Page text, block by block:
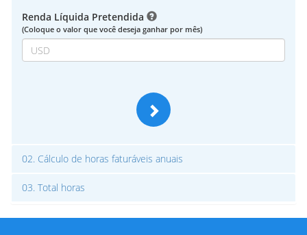
Renda Líquida Pretendida
(Coloque o valor que você deseja ganhar por mês)
02. Cálculo de horas faturáveis anuais
03. Total horas